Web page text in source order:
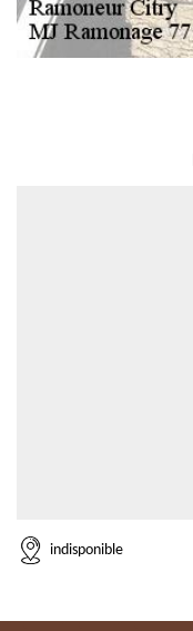
indisponible